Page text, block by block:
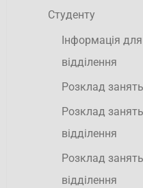
Студенту
Інформація
відділення
Розклад
Розклад
відділення
Розклад
відділення